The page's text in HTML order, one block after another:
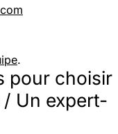
.
pour choisir
Un expert-